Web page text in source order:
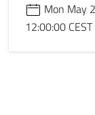
Mon May
12:00:00